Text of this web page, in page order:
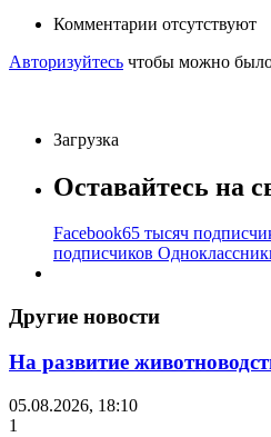
Комментарии отсутствуют
Авторизуйтесь чтобы можно было
Загрузка
Оставайтесь на
Facebook65 тысяч
подписчиков
Другие новости
На развитие
05.08.2026, 18:10
1